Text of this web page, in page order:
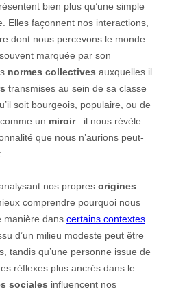
bien plus qu’une simple
Elles façonnent nos interactions,
dont nous percevons le monde.
marquée par son
normes collectives auxquelles il
transmises au sein de sa classe
soit bourgeois, populaire, ou de
un miroir: il nous révèle
que nous n’aurions peut-
nos propres origines
comprendre pourquoi nous
manière dans certains contextes
d’un milieu modeste peut être
tandis qu’une personne issue de
réflexes plus ancrés dans le
sociales influencent nos